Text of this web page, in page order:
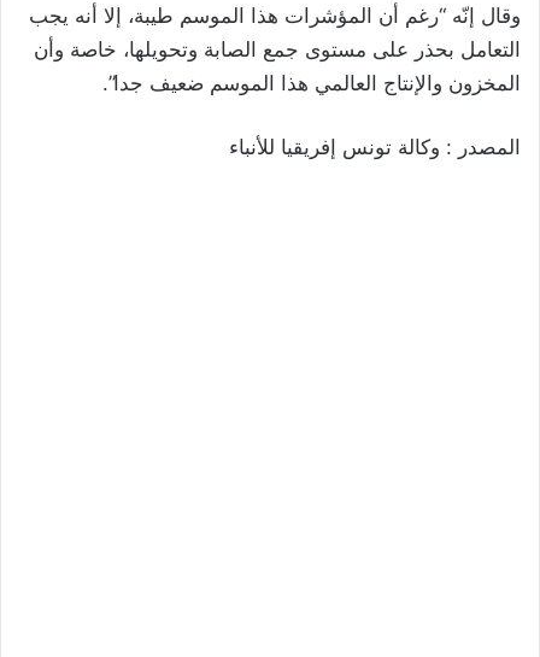
وقال إنّه “رغم أن المؤشرات هذا الموسم طيبة، إلا أنه يجب
التعامل بحذر على مستوى جمع الصابة وتحويلها، خاصة وأن
المخزون والإنتاج العالمي هذا الموسم ضعيف جدا”.
المصدر : وكالة تونس إفريقيا للأنباء